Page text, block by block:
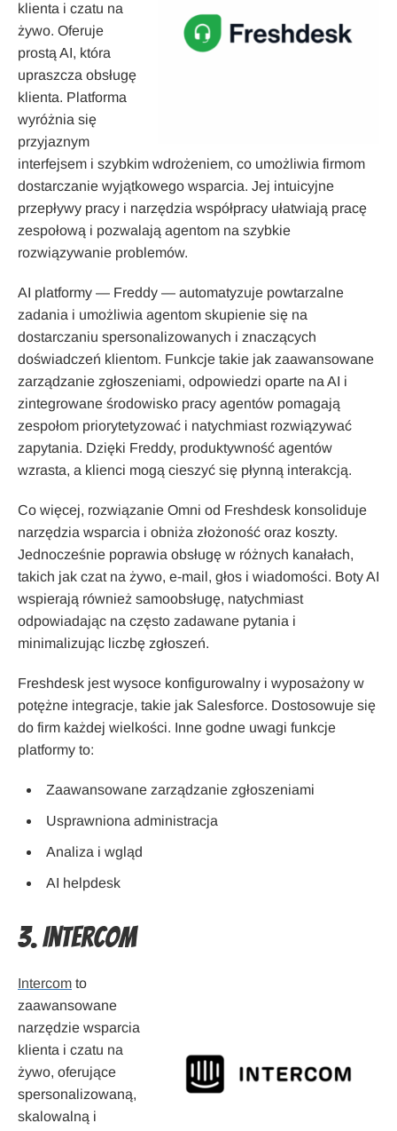
klienta i czatu na
żywo. Oferuje
prostą AI, która
upraszcza obsługę
klienta. Platforma
wyróżnia się
przyjaznym
interfejsem i szybkim wdrożeniem, co umożliwia firmom
dostarczanie wyjątkowego wsparcia. Jej intuicyjne
przepływy pracy i narzędzia współpracy ułatwiają pracę
zespołową i pozwalają agentom na szybkie
rozwiązywanie problemów.
AI platformy — Freddy — automatyzuje powtarzalne
zadania i umożliwia agentom skupienie się na
dostarczaniu spersonalizowanych i znaczących
doświadczeń klientom. Funkcje takie jak zaawansowane
zarządzanie zgłoszeniami, odpowiedzi oparte na AI i
zintegrowane środowisko pracy agentów pomagają
zespołom priorytetyzować i natychmiast rozwiązywać
zapytania. Dzięki Freddy, produktywność agentów
wzrasta, a klienci mogą cieszyć się płynną interakcją.
Co więcej, rozwiązanie Omni od Freshdesk konsoliduje
narzędzia wsparcia i obniża złożoność oraz koszty.
Jednocześnie poprawia obsługę w różnych kanałach,
takich jak czat na żywo, e-mail, głos i wiadomości. Boty AI
wspierają również samoobsługę, natychmiast
odpowiadając na często zadawane pytania i
minimalizując liczbę zgłoszeń.
Freshdesk jest wysoce konfigurowalny i wyposażony w
potężne integracje, takie jak Salesforce. Dostosowuje się
do firm każdej wielkości. Inne godne uwagi funkcje
platformy to:
Zaawansowane zarządzanie zgłoszeniami
Usprawniona administracja
Analiza i wgląd
AI helpdesk
3. Intercom
Intercom to
zaawansowane
narzędzie wsparcia
klienta i czatu na
żywo, oferujące
spersonalizowaną,
skalowalną i